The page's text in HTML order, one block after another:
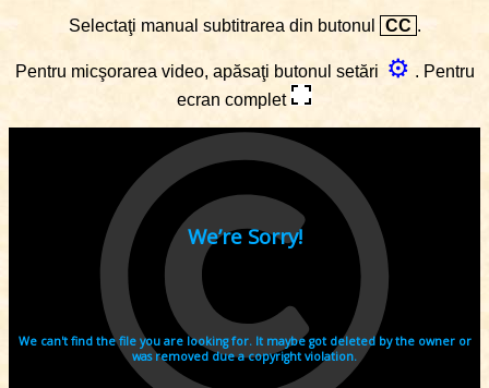
Selectaţi manual subtitrarea din butonul
CC .
Pentru micşorarea video, apăsaţi butonul setări ⚙ . Pentru
ecran complet